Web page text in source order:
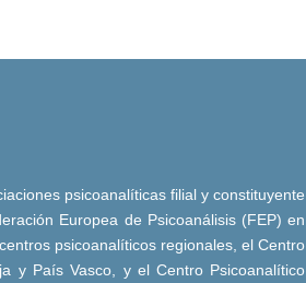
psicoanalíticas filial y constituyente
Europea de Psicoanálisis (FEP) en
psicoanalíticos regionales, el Centro
y País Vasco, y el Centro Psicoanalítico